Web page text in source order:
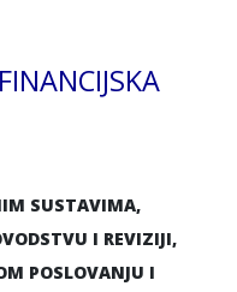
SUSTAVIMA,
I REVIZIJI,
POSLOVANJU I